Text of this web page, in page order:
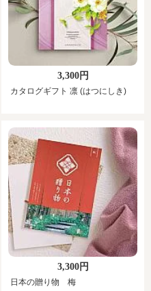
3,300円
カタログギフト 凛 (はつにしき)
3,300円
日本の贈り物 梅